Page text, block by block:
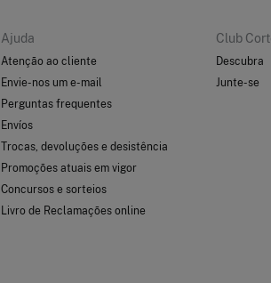
Ajuda
Atenção ao cliente
Envie-nos um e-mail
Perguntas frequentes
Envíos
Trocas, devoluções e desistência
Promoções atuais em vigor
Concursos e sorteios
Livro de Reclamações online
Club
Descubra
Junte-se